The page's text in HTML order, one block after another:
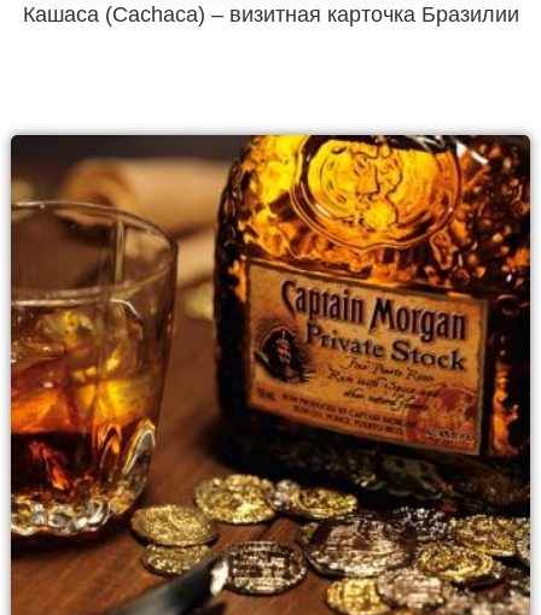
Кашаса (Cachaca) – визитная карточка Бразилии